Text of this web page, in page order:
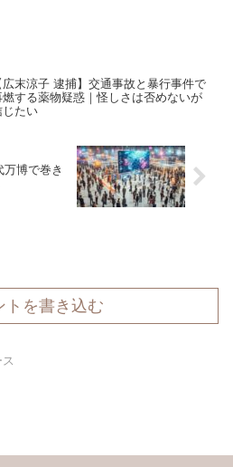
広末涼子 逮捕】交通事故と暴行事件で
燃する薬物疑惑｜怪しさは否めないが
じたい
万博で巻き
トを書き込む